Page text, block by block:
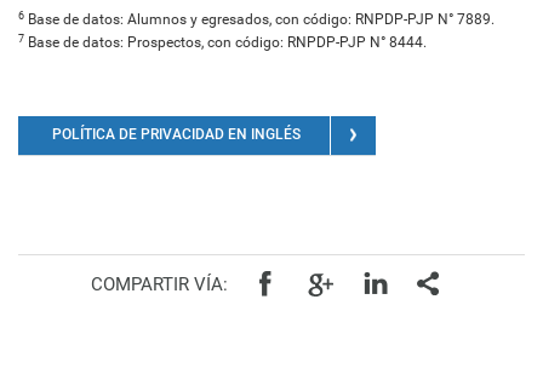
6 Base de datos: Alumnos y egresados, con código: RNPDP-PJP N° 7889.
7 Base de datos: Prospectos, con código: RNPDP-PJP N° 8444.
POLÍTICA DE PRIVACIDAD EN INGLÉS
COMPARTIR VÍA: